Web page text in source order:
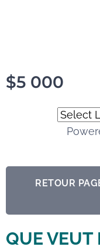
$5 000
RETOUR
QUE VEUT